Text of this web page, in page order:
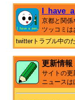
京都と関係
ツッコミ
twitterトラブル中の
更新情報
サイトの更
ニュース